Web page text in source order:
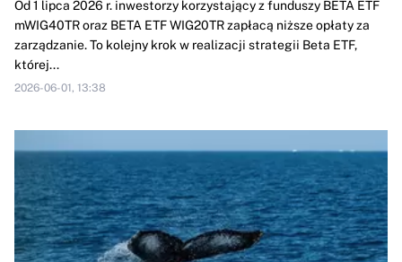
Od 1 lipca 2026 r. inwestorzy korzystający z funduszy BETA ETF
mWIG40TR oraz BETA ETF WIG20TR zapłacą niższe opłaty za
zarządzanie. To kolejny krok w realizacji strategii Beta ETF,
której...
2026-06-01, 13:38